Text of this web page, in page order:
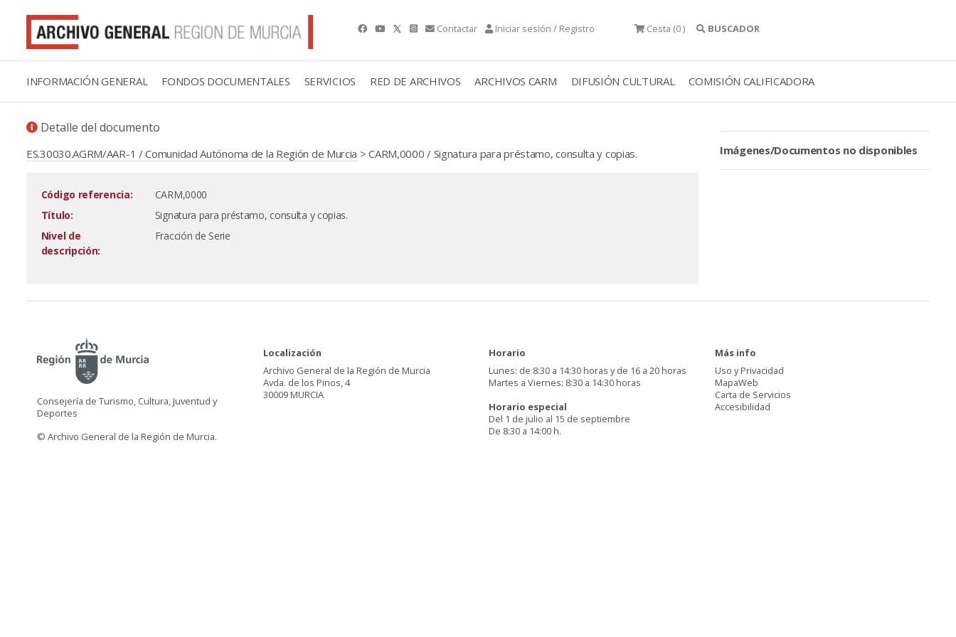
Contactar Iniciar sesión / Registro Cesta (0 ) BUSCADOR
INFORMACIÓN GENERAL FONDOS DOCUMENTALES SERVICIOS RED DE ARCHIVOS ARCHIVOS CARM DIFUSIÓN CULTURAL COMISIÓN CALIFICADORA
Detalle del documento
ES.30030.AGRM/AAR-1 / Comunidad Autónoma de la Región de Murcia > CARM,0000 / Signatura para préstamo, consulta y copias.
Código referencia:
CARM,0000
Título:
Signatura para préstamo, consulta y copias.
Nivel de
descripción:
Fracción de Serie
Imágenes/Documentos no disponibles
Consejería de Turismo, Cultura, Juventud y
Deportes
© Archivo General de la Región de Murcia.
Localización
Archivo General de la Región de Murcia
Avda. de los Pinos, 4
30009 MURCIA
Horario
Lunes: de 8:30 a 14:30 horas y de 16 a 20 horas
Martes a Viernes: 8:30 a 14:30 horas
Horario especial
Del 1 de julio al 15 de septiembre
De 8:30 a 14:00 h.
Más info
Uso y Privacidad
MapaWeb
Carta de Servicios
Accesibilidad